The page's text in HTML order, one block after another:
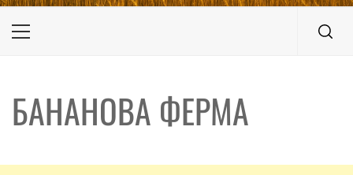
Primary
БАНАНОВА ФЕРМА